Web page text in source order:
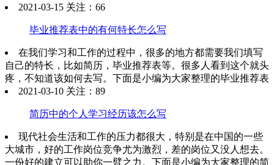
2021-03-15 关注：66
毕业推荐表中的有何特长怎么写
在我们学习和工作的过程中，很多的地方都需要我们填写
自己的特长，比如简历，毕业推荐表等。很多人看到这个就头
疼，不知道该如何去写。下面是小编为大家整理的毕业推荐表
2021-03-10 关注：89
简历中的个人学习经历该怎么写
现代社会生活和工作的压力都很大，特别是在中国的一些
大城市，好的工作岗位竞争尤为激烈，差的岗位又没人想去。
一份好的建立可以助你一臂之力。下面是小编为大家整理的简